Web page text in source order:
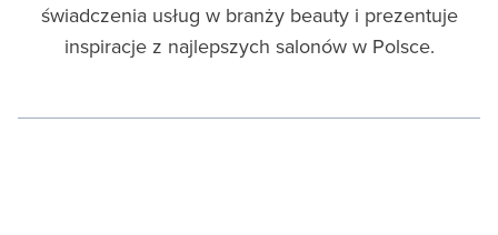
świadczenia usług w branży beauty i prezentuje
inspiracje z najlepszych salonów w Polsce.